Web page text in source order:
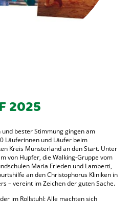
2025
bester Stimmung gingen am
Läuferinnen und Läufer beim
Kreis Münsterland an den Start. Unter
von Hupfer, die Walking-Gruppe vom
Maria Frieden und Lamberti,
an den Christophorus Kliniken in
– vereint im Zeichen der guten Sache.
im Rollstuhl: Alle machten sich